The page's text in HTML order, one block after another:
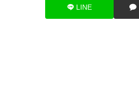
LINE